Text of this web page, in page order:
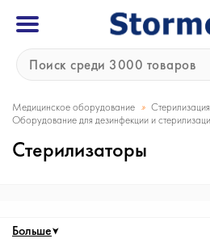
Медицинское оборудование » Стерилизация
Оборудование для дезинфекции и
Стерилизаторы
Больше